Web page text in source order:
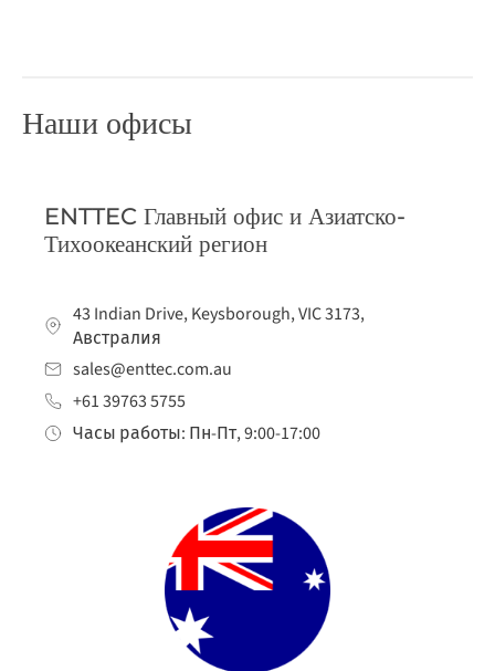
Наши офисы
ENTTEC Главный офис и Азиатско-
Тихоокеанский регион
43 Indian Drive, Keysborough, VIC 3173,
Австралия
sales@enttec.com.au
+61 39763 5755
Часы работы: Пн-Пт, 9:00-17:00